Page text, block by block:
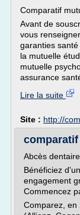
Comparatif
Avant de
vous
garanties
la mutuelle
mutuelle
assurance
Lire la suite
Site : http://
Abcès
Bénéficiez
engagement
Commencez
Comparez, en